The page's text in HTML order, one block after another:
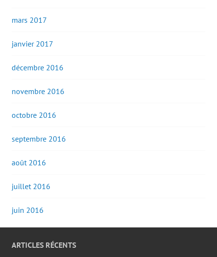
mars 2017
janvier 2017
décembre 2016
novembre 2016
octobre 2016
septembre 2016
août 2016
juillet 2016
juin 2016
ARTICLES RÉCENTS